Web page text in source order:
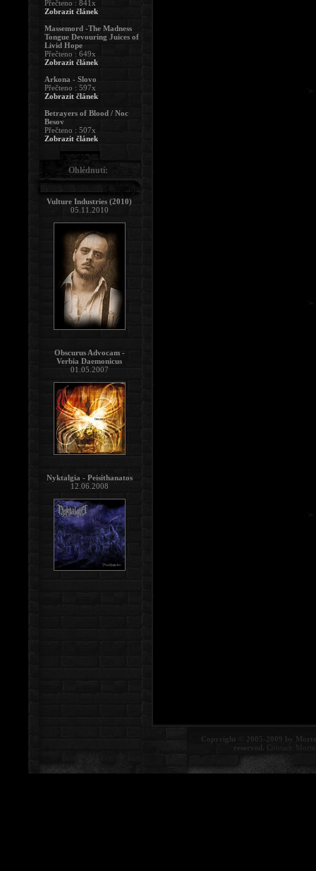
Copyright © 2005-2009 by
reserved. Contact:
Přečteno : 841x
Zobrazit článek
Massemord -The Madness
Tongue Devouring Juices of
Livid Hope
Přečteno : 649x
Zobrazit článek
Arkona - Slovo
Přečteno : 597x
Zobrazit článek
Betrayers of Blood / Noc
Besov
Přečteno : 507x
Zobrazit článek
Ohlédnutí:
Vulture Industries (2010)
05.11.2010
Obscurus Advocam -
Verbia Daemonicus
01.05.2007
Nyktalgia - Peisithanatos
12.06.2008